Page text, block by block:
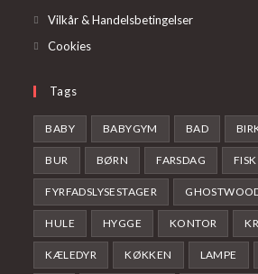
Vilkår & Handelsbetingelser
Cookies
Tags
BABY BABYGYM BAD
BUR BØRN FARSDAG FISK
FYRFADSLYSESTAGER
HULE HYGGE KONTOR
KÆLEDYR KØKKEN LAMPE